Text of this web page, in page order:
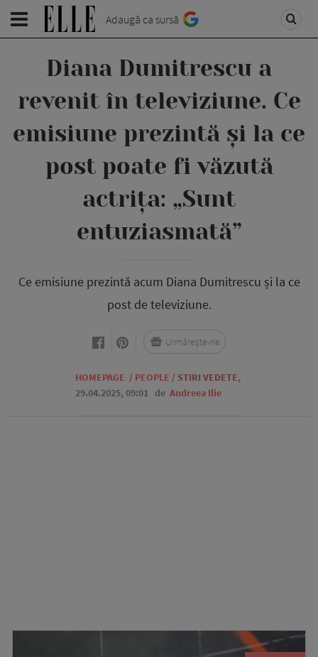
Adaugă ca sursă
Diana Dumitrescu a
revenit în televiziune. Ce
emisiune prezintă și la ce
post poate fi văzută
actrița: „Sunt
entuziasmată”
Ce emisiune prezintă acum Diana Dumitrescu și la ce
post de televiziune.
HOMEPAGE / PEOPLE / STIRI VEDETE,
29.04.2025, 09:01 de Andreea Ilie
Urmărește-ne